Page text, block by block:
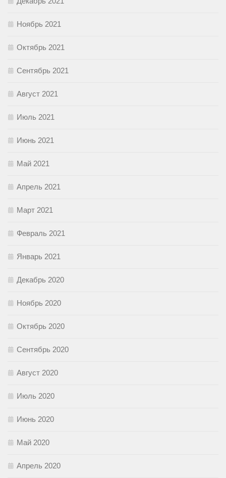
Ноябрь 2021
Октябрь 2021
Сентябрь 2021
Август 2021
Июль 2021
Июнь 2021
Май 2021
Апрель 2021
Март 2021
Февраль 2021
Январь 2021
Декабрь 2020
Ноябрь 2020
Октябрь 2020
Сентябрь 2020
Август 2020
Июль 2020
Июнь 2020
Май 2020
Апрель 2020